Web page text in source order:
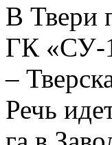
В Твери
ГК «СУ-
–
Речь